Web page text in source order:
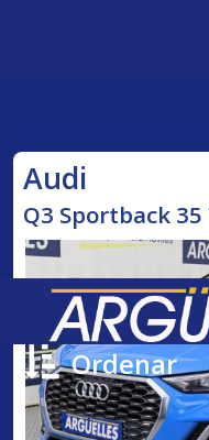
Ordenar
Audi
Q3 Sportback 35